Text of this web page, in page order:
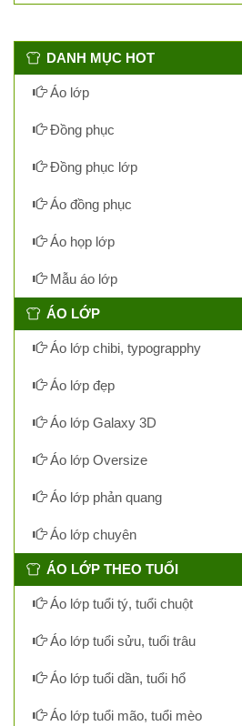
DANH MỤC HOT
Áo lớp
Đồng phục
Đồng phục lớp
Áo đồng phục
Áo họp lớp
Mẫu áo lớp
ÁO LỚP
Áo lớp chibi, typograpphy
Áo lớp đẹp
Áo lớp Galaxy 3D
Áo lớp Oversize
Áo lớp phản quang
Áo lớp chuyên
ÁO LỚP THEO TUỔI
Áo lớp tuổi tý, tuổi chuột
Áo lớp tuổi sửu, tuổi trâu
Áo lớp tuổi dần, tuổi hổ
Áo lớp tuổi mão, tuổi mèo